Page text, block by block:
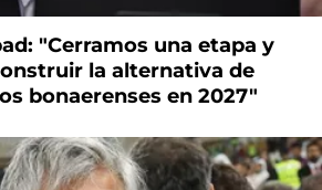
"Cerramos una etapa y
la alternativa de
bonaerenses en 2027"